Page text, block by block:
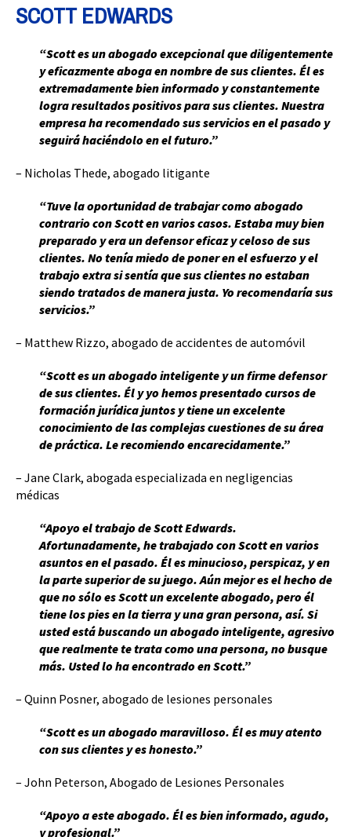
SCOTT EDWARDS
“Scott es un abogado excepcional que diligentemente
y eficazmente aboga en nombre de sus clientes. Él es
extremadamente bien informado y constantemente
logra resultados positivos para sus clientes. Nuestra
empresa ha recomendado sus servicios en el pasado y
seguirá haciéndolo en el futuro.”
– Nicholas Thede, abogado litigante
“Tuve la oportunidad de trabajar como abogado
contrario con Scott en varios casos. Estaba muy bien
preparado y era un defensor eficaz y celoso de sus
clientes. No tenía miedo de poner en el esfuerzo y el
trabajo extra si sentía que sus clientes no estaban
siendo tratados de manera justa. Yo recomendaría sus
servicios.”
– Matthew Rizzo, abogado de accidentes de automóvil
“Scott es un abogado inteligente y un firme defensor
de sus clientes. Él y yo hemos presentado cursos de
formación jurídica juntos y tiene un excelente
conocimiento de las complejas cuestiones de su área
de práctica. Le recomiendo encarecidamente.”
– Jane Clark, abogada especializada en negligencias
médicas
“Apoyo el trabajo de Scott Edwards.
Afortunadamente, he trabajado con Scott en varios
asuntos en el pasado. Él es minucioso, perspicaz, y en
la parte superior de su juego. Aún mejor es el hecho de
que no sólo es Scott un excelente abogado, pero él
tiene los pies en la tierra y una gran persona, así. Si
usted está buscando un abogado inteligente, agresivo
que realmente te trata como una persona, no busque
más. Usted lo ha encontrado en Scott.”
– Quinn Posner, abogado de lesiones personales
“Scott es un abogado maravilloso. Él es muy atento
con sus clientes y es honesto.”
– John Peterson, Abogado de Lesiones Personales
“Apoyo a este abogado. Él es bien informado, agudo,
y profesional.”